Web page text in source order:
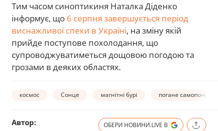
Тим часом синоптикиня Наталка Діденко
інформує, що 6 серпня завершується період
виснажливої спеки в Україні, на зміну якій
прийде поступове похолодання, що
супроводжуватиметься дощовою погодою та
грозами в деяких областях.
космос Сонце магнітні бурі погане самопочуття
Автор: ОБЕРИ НОВИНИ.LIVE В